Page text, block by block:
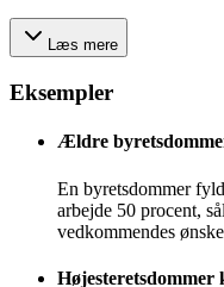
Læs mere
Eksempler
Ældre
En byretsdommer
arbejde 50 procent,
vedkommendes
Højesteretsdommer